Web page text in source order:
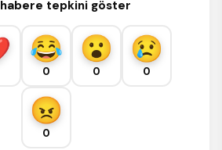
habere tepkini göster
0 0 0
0